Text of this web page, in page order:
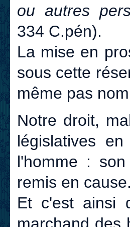
ou autres
334 C.pén).
La mise en
sous cette
même pas
Notre droit,
législatives
l'homme :
remis en cause.
Et c'est ainsi